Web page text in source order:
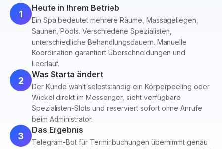
1
Heute in Ihrem Betrieb
Ein Spa bedeutet mehrere Räume, Massageliegen,
Saunen, Pools. Verschiedene Spezialisten,
unterschiedliche Behandlungsdauern. Manuelle
Koordination garantiert Überschneidungen und
Leerlauf.
2
Was Starta ändert
Der Kunde wählt selbstständig ein Körperpeeling oder
Wickel direkt im Messenger, sieht verfügbare
Spezialisten-Slots und reserviert sofort ohne Anrufe
beim Administrator.
3
Das Ergebnis
Telegram-Bot für Terminbuchungen übernimmt genau